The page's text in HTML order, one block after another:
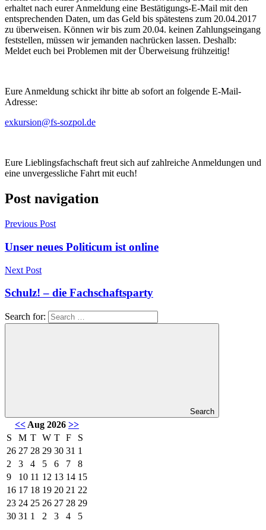
erhaltet nach eurer Anmeldung eine Bestätigungs-E-Mail mit den
entsprechenden Daten, um das Geld bis spätestens zum 20.04.2017
zu überweisen. Können wir bis zum 20.04. keinen Zahlungseingang
feststellen, müssen wir jemanden nachrücken lassen. Deshalb:
Meldet euch bei Problemen mit der Überweisung frühzeitig!
Eure Anmeldung schickt ihr bitte ab sofort an folgende E-Mail-
Adresse:
exkursion@fs-sozpol.de
Eure Lieblingsfachschaft freut sich auf zahlreiche Anmeldungen und
eine unvergessliche Fahrt mit euch!
Post navigation
Previous Post
Unser neues Politicum ist online
Next Post
Schulz! – die Fachschaftsparty
Search for:
Search
<< Aug 2026 >>
S
M T W T F
S
26 27 28 29 30 31 1
2
3 4 5 6 7
8
9
10 11 12 13 14 15
16 17 18 19 20 21 22
23 24 25 26 27 28 29
30 31 1 2 3 4 5